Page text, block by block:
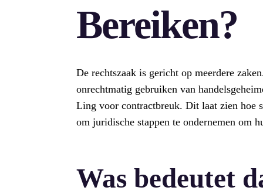
Bereiken?
De rechtszaak is gericht op meerdere
onrechtmatig gebruiken van
Ling voor contractbreuk. Dit laat zien hoe
om juridische stappen te ondernemen om
Was bedeutet